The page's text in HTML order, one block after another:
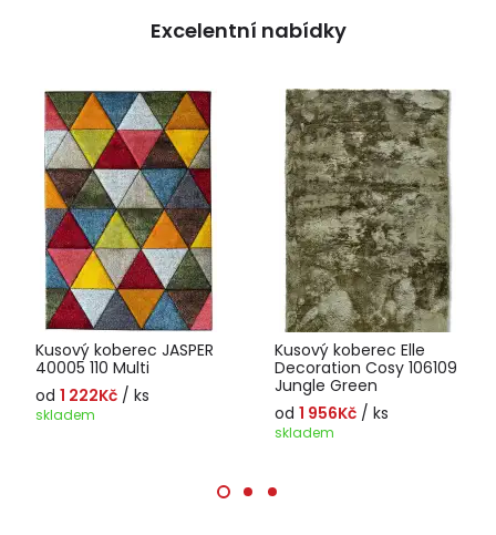
Excelentní nabídky
Kusový koberec JASPER
40005 110 Multi
od 1 222Kč / ks
skladem
Kusový koberec Elle
Decoration Cosy 106109
Jungle Green
od 1 956Kč / ks
skladem